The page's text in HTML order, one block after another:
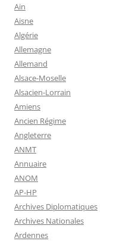
Ain
Aisne
Algérie
Allemagne
Allemand
Alsace-Moselle
Alsacien-Lorrain
Amiens
Ancien Régime
Angleterre
ANMT
Annuaire
ANOM
AP-HP
Archives Diplomatiques
Archives Nationales
Ardennes